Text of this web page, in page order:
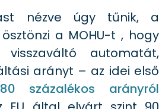
nézve úgy tűnik, a
a MOHU-t , hogy
automatát,
arányt – az idei első
80 százalékos arányról